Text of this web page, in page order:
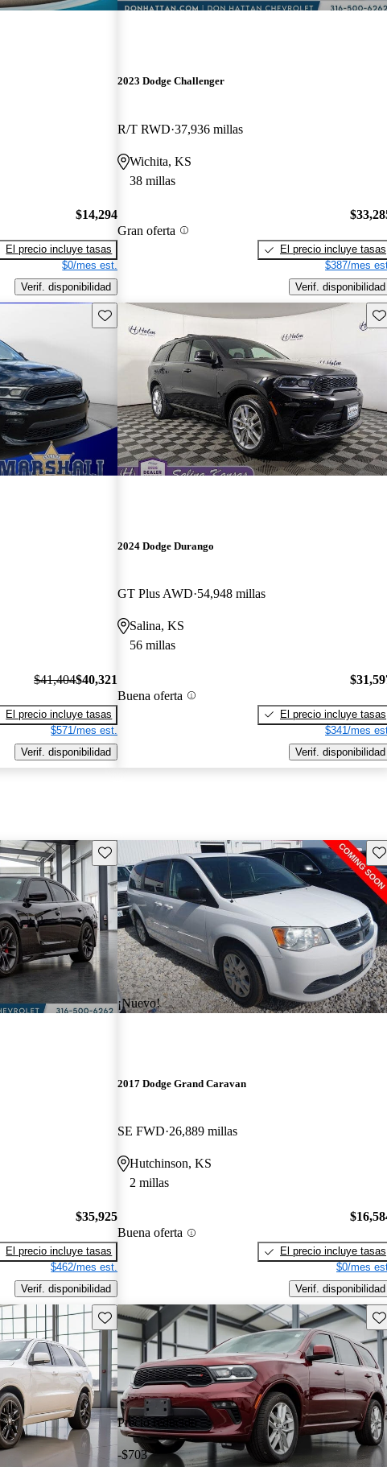
$14,294
El precio incluye tasas
$0/mes est.
Verif. disponibilidad
2023 Dodge Challenger
R/T RWD 37,936 millas
Wichita, KS
38 millas
Gran oferta
El precio incluye tasas
$387/mes
Verif. disponibilidad
Guarda este Aviso
$41,404$40,321
El precio incluye tasas
$571/mes est.
Verif. disponibilidad
2024 Dodge Durango
GT Plus AWD 54,948 millas
Salina, KS
56 millas
Buena oferta
El precio incluye tasas
$341/mes
Verif. disponibilidad
Guarda este Aviso
$35,925
El precio incluye tasas
$462/mes est.
Verif. disponibilidad
¡Nuevo!
2017 Dodge Grand Caravan
SE FWD 26,889 millas
Hutchinson, KS
2 millas
Buena oferta
El precio incluye tasas
$0/mes
Verif. disponibilidad
Guarda este Aviso
Precio reducido
-$703